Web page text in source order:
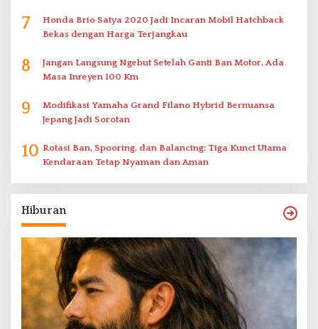
7
Honda Brio Satya 2020 Jadi Incaran Mobil Hatchback
Bekas dengan Harga Terjangkau
8
Jangan Langsung Ngebut Setelah Ganti Ban Motor, Ada
Masa Inreyen 100 Km
9
Modifikasi Yamaha Grand Filano Hybrid Bernuansa
Jepang Jadi Sorotan
10 Rotasi Ban, Spooring, dan Balancing: Tiga Kunci Utama
Kendaraan Tetap Nyaman dan Aman
Hiburan